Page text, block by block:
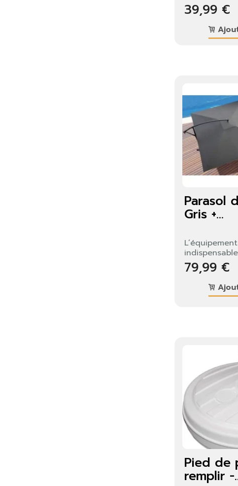
39,99 €
Parasol
Gris +...
79,99 €
Pied de
remplir -
Vous
liste de